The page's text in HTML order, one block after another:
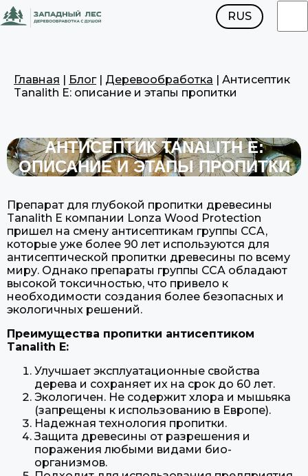
RUS
Главная | Блог | Деревообработка | Антисептик
Tanalith E: описание и этапы пропитки
АНТИСЕПТИК TANALITH E:
ОПИСАНИЕ И ЭТАПЫ ПРОПИТКИ
Препарат для глубокой пропитки древесины
Tanalith E компании Lonza Wood Protection
пришел на смену антисептикам группы CCA,
которые уже более 90 лет используются для
антисептической пропитки древесины по всему
миру. Однако препараты группы CCA обладают
высокой токсичностью, что привело к
необходимости создания более безопасных и
экологичных решений.
Преимущества пропитки антисептиком
Tanalith E:
Улучшает эксплуатационные свойства
дерева и сохраняет их на срок до 60 лет.
Экологичен. Не содержит хлора и мышьяка
(запрещены к использованию в Европе).
Надежная технология пропитки.
Защита древесины от разрешения и
поражения любыми видами био-
организмов.